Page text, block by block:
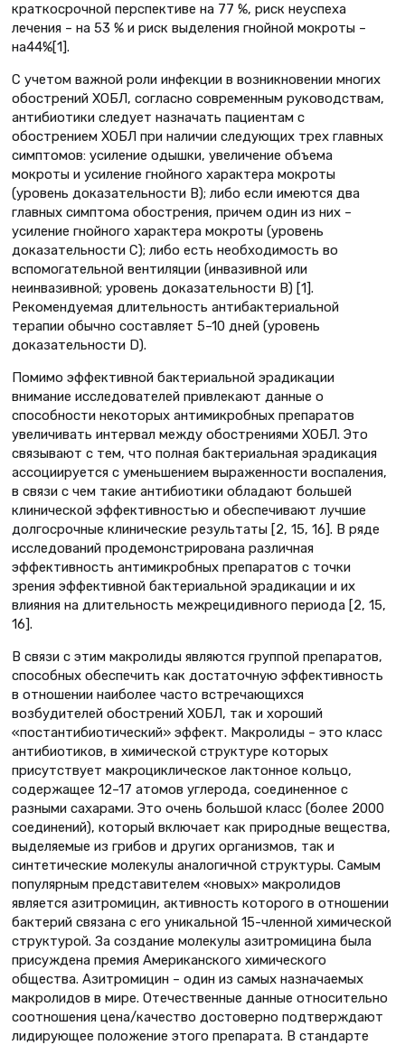
краткосрочной перспективе на 77 %, риск неуспеха
лечения – на 53 % и риск выделения гнойной мокроты –
на44%[1].
С учетом важной роли инфекции в возникновении многих
обострений ХОБЛ, согласно современным руководствам,
антибиотики следует назначать пациентам с
обострением ХОБЛ при наличии следующих трех главных
симптомов: усиление одышки, увеличение объема
мокроты и усиление гнойного характера мокроты
(уровень доказательности B); либо если имеются два
главных симптома обострения, причем один из них –
усиление гнойного характера мокроты (уровень
доказательности C); либо есть необходимость во
вспомогательной вентиляции (инвазивной или
неинвазивной; уровень доказательности B) [1].
Рекомендуемая длительность антибактериальной
терапии обычно составляет 5–10 дней (уровень
доказательности D).
Помимо эффективной бактериальной эрадикации
внимание исследователей привлекают данные о
способности некоторых антимикробных препаратов
увеличивать интервал между обострениями ХОБЛ. Это
связывают с тем, что полная бактериальная эрадикация
ассоциируется с уменьшением выраженности воспаления,
в связи с чем такие антибиотики обладают большей
клинической эффективностью и обеспечивают лучшие
долгосрочные клинические результаты [2, 15, 16]. В ряде
исследований продемонстрирована различная
эффективность антимикробных препаратов с точки
зрения эффективной бактериальной эрадикации и их
влияния на длительность межрецидивного периода [2, 15,
16].
В связи с этим макролиды являются группой препаратов,
способных обеспечить как достаточную эффективность
в отношении наиболее часто встречающихся
возбудителей обострений ХОБЛ, так и хороший
«постантибиотический» эффект. Макролиды – это класс
антибиотиков, в химической структуре которых
присутствует макроциклическое лактонное кольцо,
содержащее 12–17 атомов углерода, соединенное с
разными сахарами. Это очень большой класс (более 2000
соединений), который включает как природные вещества,
выделяемые из грибов и других организмов, так и
синтетические молекулы аналогичной структуры. Самым
популярным представителем «новых» макролидов
является азитромицин, активность которого в отношении
бактерий связана с его уникальной 15-членной химической
структурой. За создание молекулы азитромицина была
присуждена премия Американского химического
общества. Азитромицин – один из самых назначаемых
макролидов в мире. Отечественные данные относительно
соотношения цена/качество достоверно подтверждают
лидирующее положение этого препарата. В стандарте